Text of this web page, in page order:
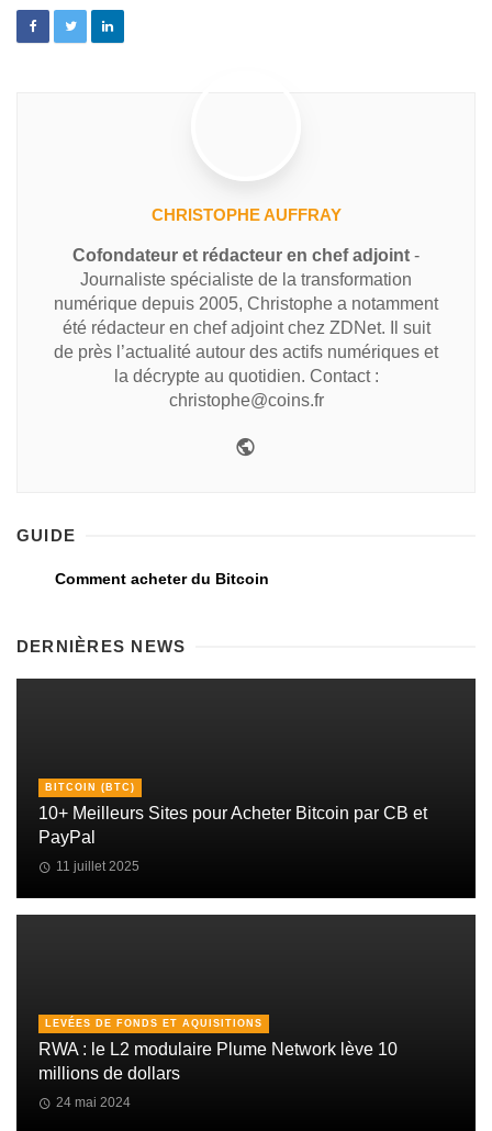
CHRISTOPHE AUFFRAY
Cofondateur et rédacteur en chef adjoint -
Journaliste spécialiste de la transformation
numérique depuis 2005, Christophe a notamment
été rédacteur en chef adjoint chez ZDNet. Il suit
de près l’actualité autour des actifs numériques et
la décrypte au quotidien. Contact :
christophe@coins.fr
GUIDE
Comment acheter du Bitcoin
DERNIÈRES NEWS
BITCOIN (BTC)
10+ Meilleurs Sites pour Acheter Bitcoin par CB et
PayPal
11 juillet 2025
LEVÉES DE FONDS ET AQUISITIONS
RWA : le L2 modulaire Plume Network lève 10
millions de dollars
24 mai 2024